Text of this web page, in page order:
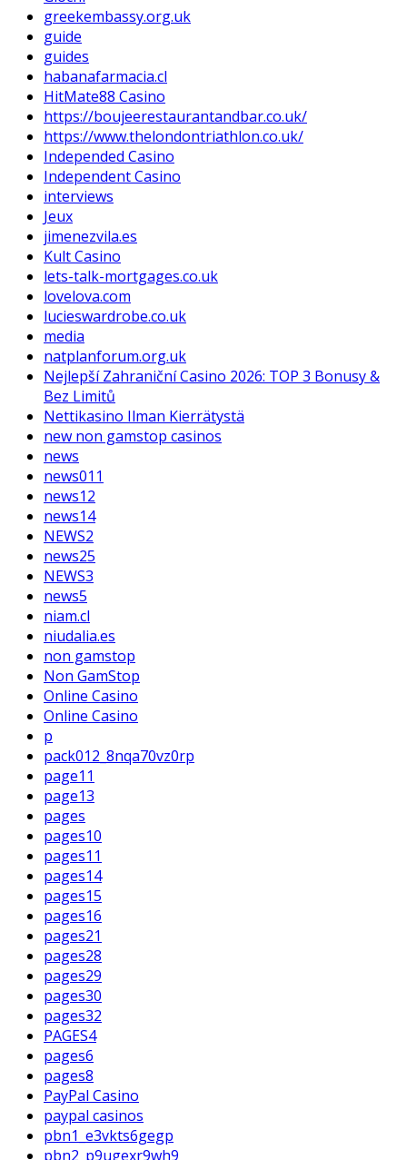
greekembassy.org.uk
guide
guides
habanafarmacia.cl
HitMate88 Casino
https://boujeerestaurantandbar.co.uk/
https://www.thelondontriathlon.co.uk/
Independed Casino
Independent Casino
interviews
Jeux
jimenezvila.es
Kult Casino
lets-talk-mortgages.co.uk
lovelova.com
lucieswardrobe.co.uk
media
natplanforum.org.uk
Nejlepší Zahraniční Casino 2026: TOP 3 Bonusy &
Bez Limitů
Nettikasino Ilman Kierrätystä
new non gamstop casinos
news
news011
news12
news14
NEWS2
news25
NEWS3
news5
niam.cl
niudalia.es
non gamstop
Non GamStop
Online Casino
Online Casino
p
pack012_8nqa70vz0rp
page11
page13
pages
pages10
pages11
pages14
pages15
pages16
pages21
pages28
pages29
pages30
pages32
PAGES4
pages6
pages8
PayPal Casino
paypal casinos
pbn1_e3vkts6gegp
pbn2_p9ugexr9wh9